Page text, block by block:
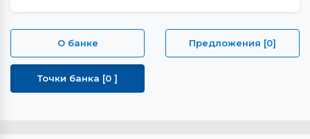
О банке
Точки банка [0 ]
Предложения [0]